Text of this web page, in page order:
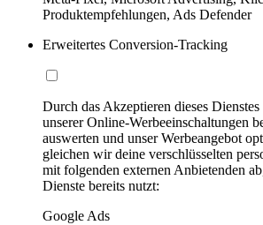
Produktempfehlungen, Ads Defender
Erweitertes Conversion-Tracking
Durch das Akzeptieren dieses
unserer Online-Werbeeinschaltungen
auswerten und unser Werbeangebot
gleichen wir deine verschlüsselten
mit folgenden externen Anbietenden
Dienste bereits nutzt:
Google Ads